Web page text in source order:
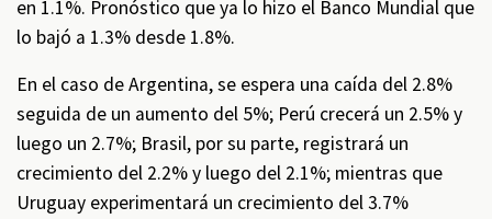
en 1.1%. Pronóstico que ya lo hizo el Banco Mundial que
lo bajó a 1.3% desde 1.8%.
En el caso de Argentina, se espera una caída del 2.8%
seguida de un aumento del 5%; Perú crecerá un 2.5% y
luego un 2.7%; Brasil, por su parte, registrará un
crecimiento del 2.2% y luego del 2.1%; mientras que
Uruguay experimentará un crecimiento del 3.7%